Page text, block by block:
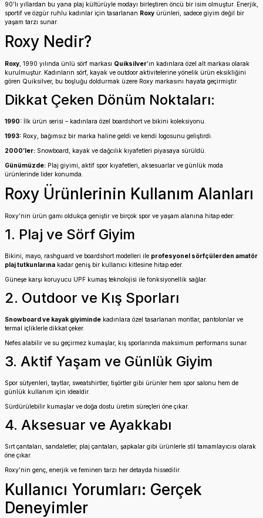
90’lı yıllardan bu yana plaj kültürüyle modayı birleştiren öncü bir isim olmuştur. Enerjik,
sportif ve özgür ruhlu kadınlar için tasarlanan Roxy ürünleri, sadece giyim değil bir
yaşam tarzı sunar.
Roxy Nedir?
Roxy , 1990 yılında ünlü sörf markası Quiksilver’ın kadınlara özel alt markası olarak
kurulmuştur. Kadınların sörf, kayak ve outdoor aktivitelerine yönelik ürün eksikliğini
gören Quiksilver, bu boşluğu doldurmak üzere Roxy markasını hayata geçirmiştir.
Dikkat Çeken Dönüm Noktaları:
1990: İlk ürün serisi – kadınlara özel boardshort ve bikini koleksiyonu.
1993: Roxy, bağımsız bir marka haline geldi ve kendi logosunu geliştirdi.
2000’ler: Snowboard, kayak ve dağcılık kıyafetleri piyasaya sürüldü.
Günümüzde: Plaj giyimi, aktif spor kıyafetleri, aksesuarlar ve günlük moda
ürünlerinde lider konumda.
Roxy Ürünlerinin Kullanım Alanları
Roxy’nin ürün gamı oldukça geniştir ve birçok spor ve yaşam alanına hitap eder:
1. Plaj ve Sörf Giyim
Bikini, mayo, rashguard ve boardshort modelleri ile profesyonel sörfçülerden amatör
plaj tutkunlarına kadar geniş bir kullanıcı kitlesine hitap eder.
Güneşe karşı koruyucu UPF kumaş teknolojisi ile fonksiyonellik sağlar.
2. Outdoor ve Kış Sporları
Snowboard ve kayak giyiminde kadınlara özel tasarlanan montlar, pantolonlar ve
termal içliklerle dikkat çeker.
Nefes alabilir ve su geçirmez kumaşlar, kış sporlarında maksimum performans sunar.
3. Aktif Yaşam ve Günlük Giyim
Spor sütyenleri, taytlar, sweatshirtler, tişörtler gibi ürünler hem spor salonu hem de
günlük kullanım için idealdir.
Sürdürülebilir kumaşlar ve doğa dostu üretim süreçleri öne çıkar.
4. Aksesuar ve Ayakkabı
Sırt çantaları, sandaletler, plaj çantaları, şapkalar gibi ürünlerle stil tamamlayıcısı olarak
öne çıkar.
Roxy’nin genç, enerjik ve feminen tarzı her detayda hissedilir.
Kullanıcı Yorumları: Gerçek
Deneyimler